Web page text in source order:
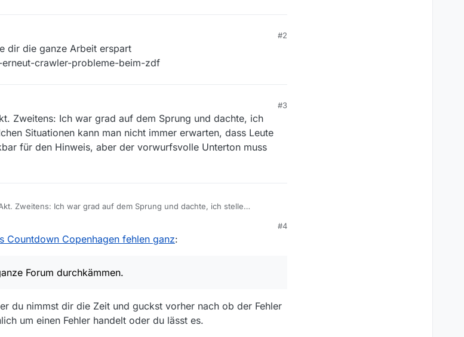
#2
dir die ganze Arbeit erspart
crawler-probleme-beim-zdf
#3
Zweitens: Ich war grad auf dem Sprung und dachte, ich
Situationen kann man nicht immer erwarten, dass Leute
für den Hinweis, aber der vorwurfsvolle Unterton muss
Zweitens: Ich war grad auf dem Sprung und dachte, ich stelle
aber der vorwurfsvolle Unterton muss echt nicht sein. Nix für ungut.
#4
Countdown Copenhagen fehlen ganz:
Forum durchkämmen.
du nimmst dir die Zeit und guckst vorher nach ob der Fehler
um einen Fehler handelt oder du lässt es.